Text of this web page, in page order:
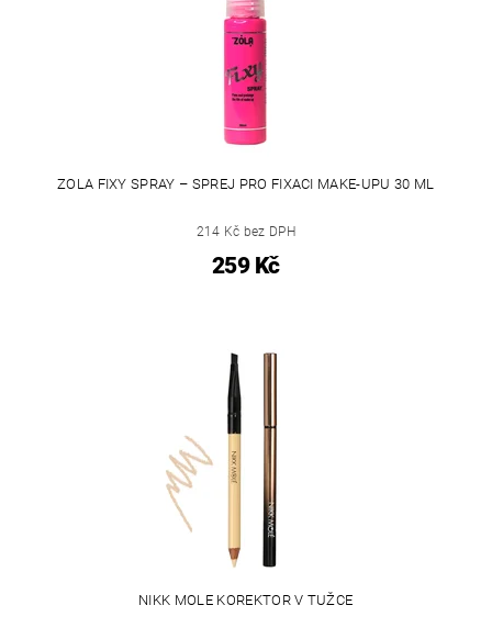
ZOLA FIXY SPRAY – SPREJ PRO FIXACI MAKE-UPU 30 ML
214 Kč bez DPH
259 Kč
NIKK MOLE KOREKTOR V TUŽCE